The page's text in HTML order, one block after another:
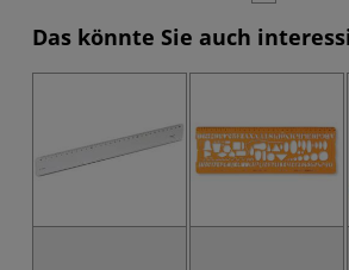
Das könnte Sie auch